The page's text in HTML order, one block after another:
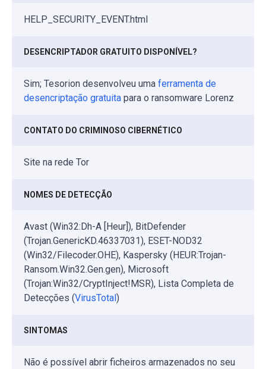
HELP_SECURITY_EVENT.html
DESENCRIPTADOR GRATUITO DISPONÍVEL?
Sim; Tesorion desenvolveu uma ferramenta de
desencriptação gratuita para o ransomware Lorenz
CONTATO DO CRIMINOSO CIBERNÉTICO
Site na rede Tor
NOMES DE DETECÇÃO
Avast (Win32:Dh-A [Heur]), BitDefender
(Trojan.GenericKD.46337031), ESET-NOD32
(Win32/Filecoder.OHE), Kaspersky (HEUR:Trojan-
Ransom.Win32.Gen.gen), Microsoft
(Trojan:Win32/CryptInject!MSR), Lista Completa de
Detecções (VirusTotal )
SINTOMAS
Não é possível abrir ficheiros armazenados no seu